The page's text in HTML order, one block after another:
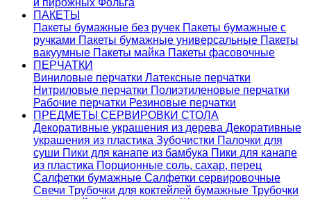
и пирожных Фольга
ПАКЕТЫ
Пакеты бумажные без ручек Пакеты бумажные с
ручками Пакеты бумажные универсальные Пакеты
вакуумные Пакеты майка Пакеты фасовочные
ПЕРЧАТКИ
Виниловые перчатки Латексные перчатки
Нитриловые перчатки Полиэтиленовые перчатки
Рабочие перчатки Резиновые перчатки
ПРЕДМЕТЫ СЕРВИРОВКИ СТОЛА
Декоративные украшения из дерева Декоративные
украшения из пластика Зубочистки Палочки для
суши Пики для канапе из бамбука Пики для канапе
из пластика Порционные соль, сахар, перец
Салфетки бумажные Салфетки сервировочные
Свечи Трубочки для коктейлей бумажные Трубочки